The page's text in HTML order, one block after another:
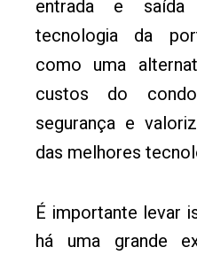
entrada e
tecnologia da
como uma
custos do
segurança e
das melhores
É importante levar
há uma grande